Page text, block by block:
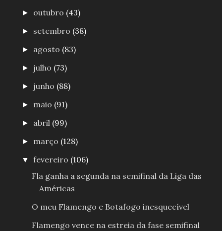
► outubro (43)
► setembro (38)
► agosto (83)
► julho (73)
► junho (88)
► maio (91)
► abril (99)
► março (128)
▼fevereiro (106)
Fla ganha a segunda na semifinal da Liga das
Américas
O meu Flamengo e Botafogo inesquecível
Flamengo vence na estreia da fase semifinal